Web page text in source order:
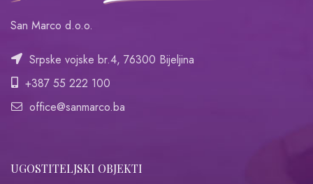
San Marco d.o.o.
Srpske vojske br.4, 76300 Bijeljina
+387 55 222 100
office@sanmarco.ba
UGOSTITELJSKI OBJEKTI